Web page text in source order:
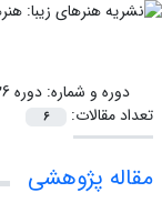
دوره و شماره:دوره 26، شماره 1، بهار 1400، صفحه 1-78
تعداد مقالات:
6
مقاله پژوهشی